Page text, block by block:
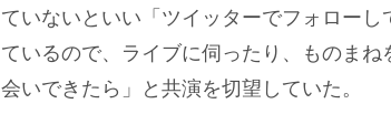
ていないといい「ツイッターでフォロー
ているので、ライブに伺ったり、ものま
会いできたら」と共演を切望していた。